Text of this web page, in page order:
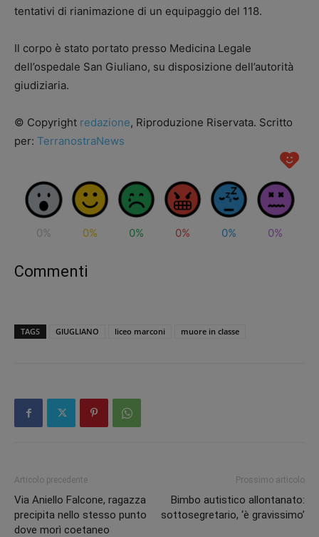
tentativi di rianimazione di un equipaggio del 118.
Il corpo è stato portato presso Medicina Legale
dell’ospedale San Giuliano, su disposizione dell’autorità
giudiziaria.
© Copyright redazione, Riproduzione Riservata. Scritto
per: TerranostraNews
0% 0% 0% 0% 0% 0%
Commenti
TAGS GIUGLIANO liceo marconi muore in classe
Articolo precedente
Via Aniello Falcone, ragazza
precipita nello stesso punto
dove morì coetaneo
Prossimo articolo
Bimbo autistico allontanato:
sottosegretario, ‘è gravissimo’